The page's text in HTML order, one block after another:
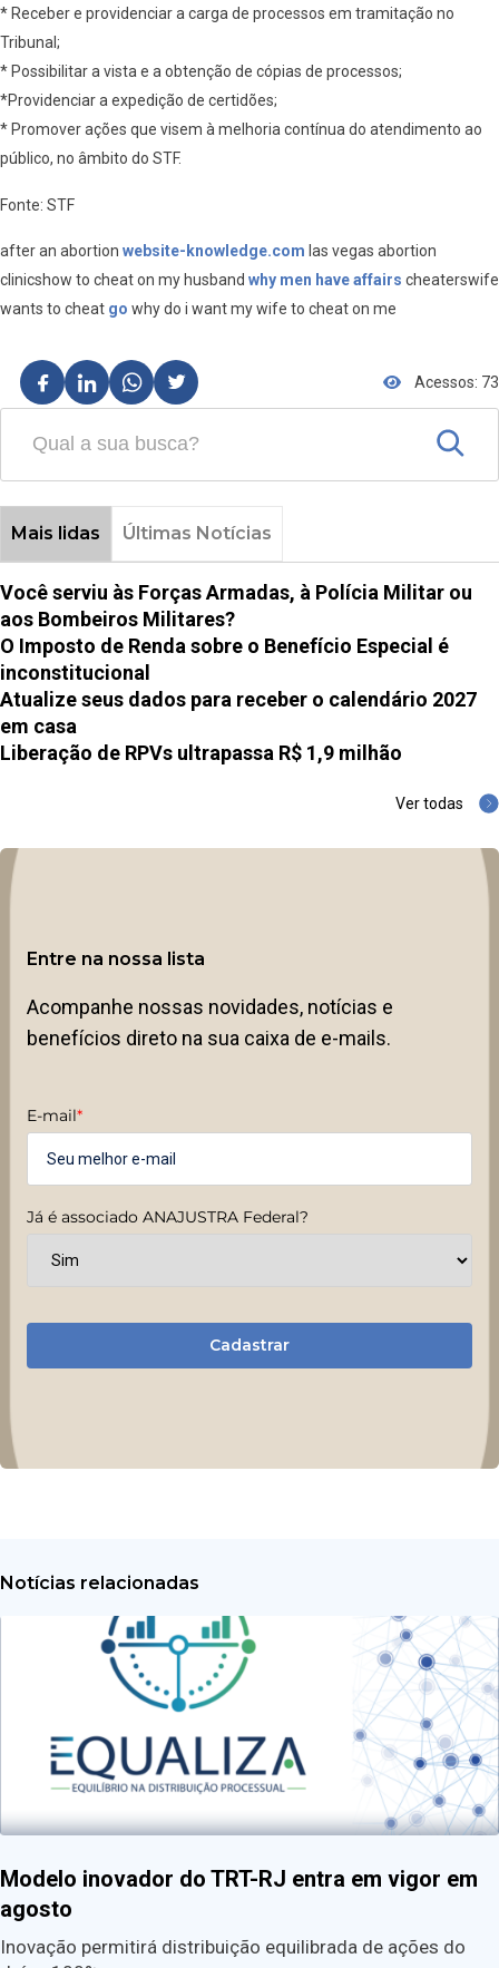
* Receber e providenciar a carga de processos em tramitação no
Tribunal;
* Possibilitar a vista e a obtenção de cópias de processos;
*Providenciar a expedição de certidões;
* Promover ações que visem à melhoria contínua do atendimento ao
público, no âmbito do STF.
Fonte: STF
after an abortion website-knowledge.com las vegas abortion
clinicshow to cheat on my husband why men have affairs cheaterswife
wants to cheat go why do i want my wife to cheat on me
Acessos: 73
Mais lidas Últimas Notícias
Você serviu às Forças Armadas, à Polícia Militar ou
aos Bombeiros Militares?
O Imposto de Renda sobre o Benefício Especial é
inconstitucional
Atualize seus dados para receber o calendário 2027
em casa
Liberação de RPVs ultrapassa R$ 1,9 milhão
Ver todas
Entre na nossa lista
Acompanhe nossas novidades, notícias e
benefícios direto na sua caixa de e-mails.
E-mail*
Já é associado ANAJUSTRA Federal?
Cadastrar
Notícias relacionadas
Modelo inovador do TRT-RJ entra em vigor em
agosto
Inovação permitirá distribuição equilibrada de ações do